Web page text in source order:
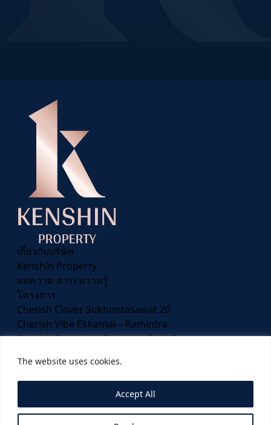
The website uses cookies.
Accept All
เกี่ยวกับบริษัท
Kenshin Property
บทความ สาระความรู้
โครงการ
Cherish Clover Sukhontasawat 20
Cherish Vibe Ekkamai – Ramintra
Cherish Ekkamai – RamintraSold Out
©2026 Kenshin Property Company Limited.